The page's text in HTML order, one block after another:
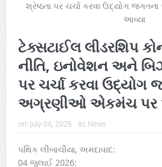
ટેક્સટાઈલ લીડરશિપ
નીતિ, ઇનોવેશન અને
પર ચર્ચા કરવા ઉદ્યોગ
અગ્રણીઓ એકમંચ પર
on: July 04, 2026 In: News
પથિક લીંબાચીયા, અમદાવાદ:
04 જુલાઈ 2026: